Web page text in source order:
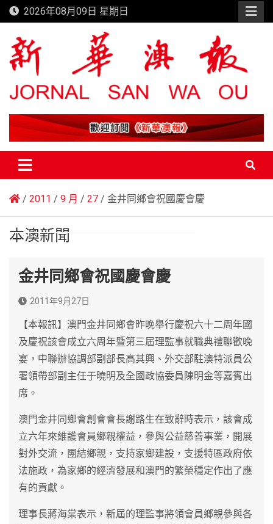
Skip
to
content
2026年08月09日 星期日
新華澳報
2011 9 月 27 金井同鄉會祝國慶會慶
本澳新聞
金井同鄉會祝國慶會慶
2011年9月27日
【本報訊】澳門金井同鄉會昨晚舉行慶祝六十二周年國
及慶祝該會成立六周年暨第三屆理監事就職典禮聯歡晚
宴，中聯辦協調部副部長高其興、外交部駐澳特派員公
署領帶部副主任于曉明及全國政協委員陳明金等嘉賓出
席。
澳門金井同鄉會創會會長謝路生在致辭時表示，該會成
立六年來維護會員鄉親權益，參與公益慈善事業，開展
對外交流，團結鄉親，支持家鄉建設，支援特區政府依
法施政，為家鄉的經濟發展和澳門的繁榮穩定作出了應
有的貢獻。
理事長蔣海棠表示，新屆的理監事將領會員鄉親參與各